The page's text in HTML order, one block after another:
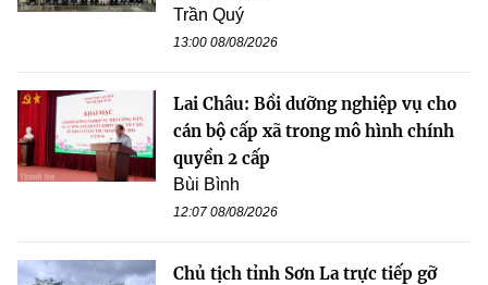
Trần Quý
13:00 08/08/2026
Lai Châu: Bồi dưỡng nghiệp vụ cho
cán bộ cấp xã trong mô hình chính
quyền 2 cấp
Bùi Bình
12:07 08/08/2026
Chủ tịch tỉnh Sơn La trực tiếp gỡ